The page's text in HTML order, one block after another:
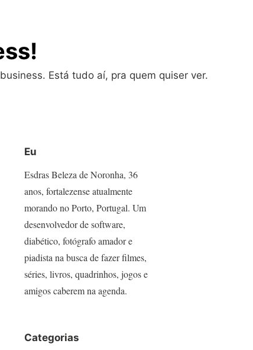
Está tudo aí, pra quem quiser ver.
Eu
Esdras Beleza de Noronha, 36
anos, fortalezense atualmente
morando no Porto, Portugal. Um
desenvolvedor de software,
diabético, fotógrafo amador e
piadista na busca de fazer filmes,
séries, livros, quadrinhos, jogos e
amigos caberem na agenda.
Categorias